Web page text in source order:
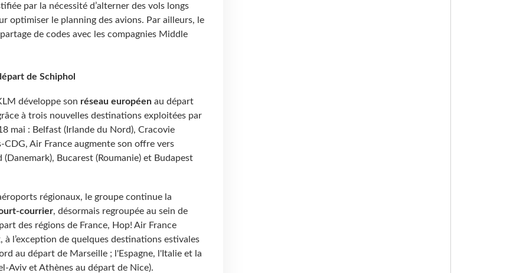
par la nécessité d’alterner des vols longs
optimiser le planning des avions. Par ailleurs, le
de codes avec les compagnies Middle
de Schiphol
développe son réseau européenau départ
à trois nouvelles destinations exploitées par
mai : Belfast (Irlande du Nord), Cracovie
Air France augmente son offre vers
Bucarest (Roumanie) et Budapest
régionaux, le groupe continue la
courrier, désormais regroupée au sein de
des régions de France, Hop! Air France
l’exception de quelques destinations estivales
au départ de Marseille ; l'Espagne, l'Italie et la
Aviv et Athènes au départ de Nice).